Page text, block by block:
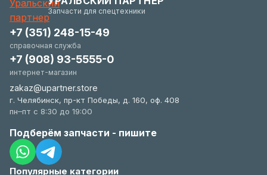
удобстве.Запчасти для спецтехники
Популярные категории
+7 (351) 248-15-49
справочная служба
+7 (908) 93-5555-0
интернет-магазин
zakaz@upartner.store
г. Челябинск, пр-кт Победы, д. 160, оф. 408
пн–пт с 8:30 до 19:00
Подберём запчасти - пишите